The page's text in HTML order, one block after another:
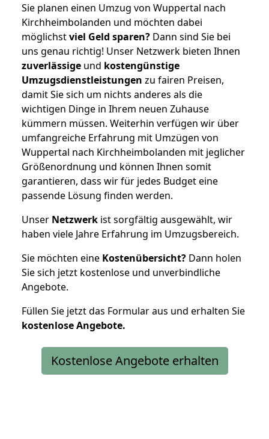
Sie planen einen Umzug von Wuppertal nach
Kirchheimbolanden und möchten dabei
möglichstviel Geld sparen? Dann sind Sie bei
uns genau richtig! Unser Netzwerk bieten Ihnen
zuverlässige und kostengünstige
Umzugsdienstleistungen zu fairen Preisen,
damit Sie sich um nichts anderes als die
wichtigen Dinge in Ihrem neuen Zuhause
kümmern müssen. Weiterhin verfügen wir über
umfangreiche Erfahrung mit Umzügen von
Wuppertal nach Kirchheimbolanden mit jeglicher
Größenordnung und können Ihnen somit
garantieren, dass wir für jedes Budget eine
passende Lösung finden werden.
Unser Netzwerk ist sorgfältig ausgewählt, wir
haben viele Jahre Erfahrung im Umzugsbereich.
Sie möchten eine Kostenübersicht? Dann holen
Sie sich jetzt kostenlose und unverbindliche
Angebote.
Füllen Sie jetzt das Formular aus und erhalten Sie
kostenloseAngebote.
Kostenlose Angebote erhalten